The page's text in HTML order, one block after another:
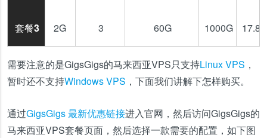
套餐3 2G 3 60G 1000G 17.8
需要注意的是GigsGigs的马来西亚VPS只支持Linux VPS ，
暂时还不支持Windows VPS ，下面我们讲解下怎样购买。
通过GigsGigs 最新优惠链接进入官网，然后访问GigsGigs的
马来西亚VPS套餐页面，然后选择一款需要的配置，如下图